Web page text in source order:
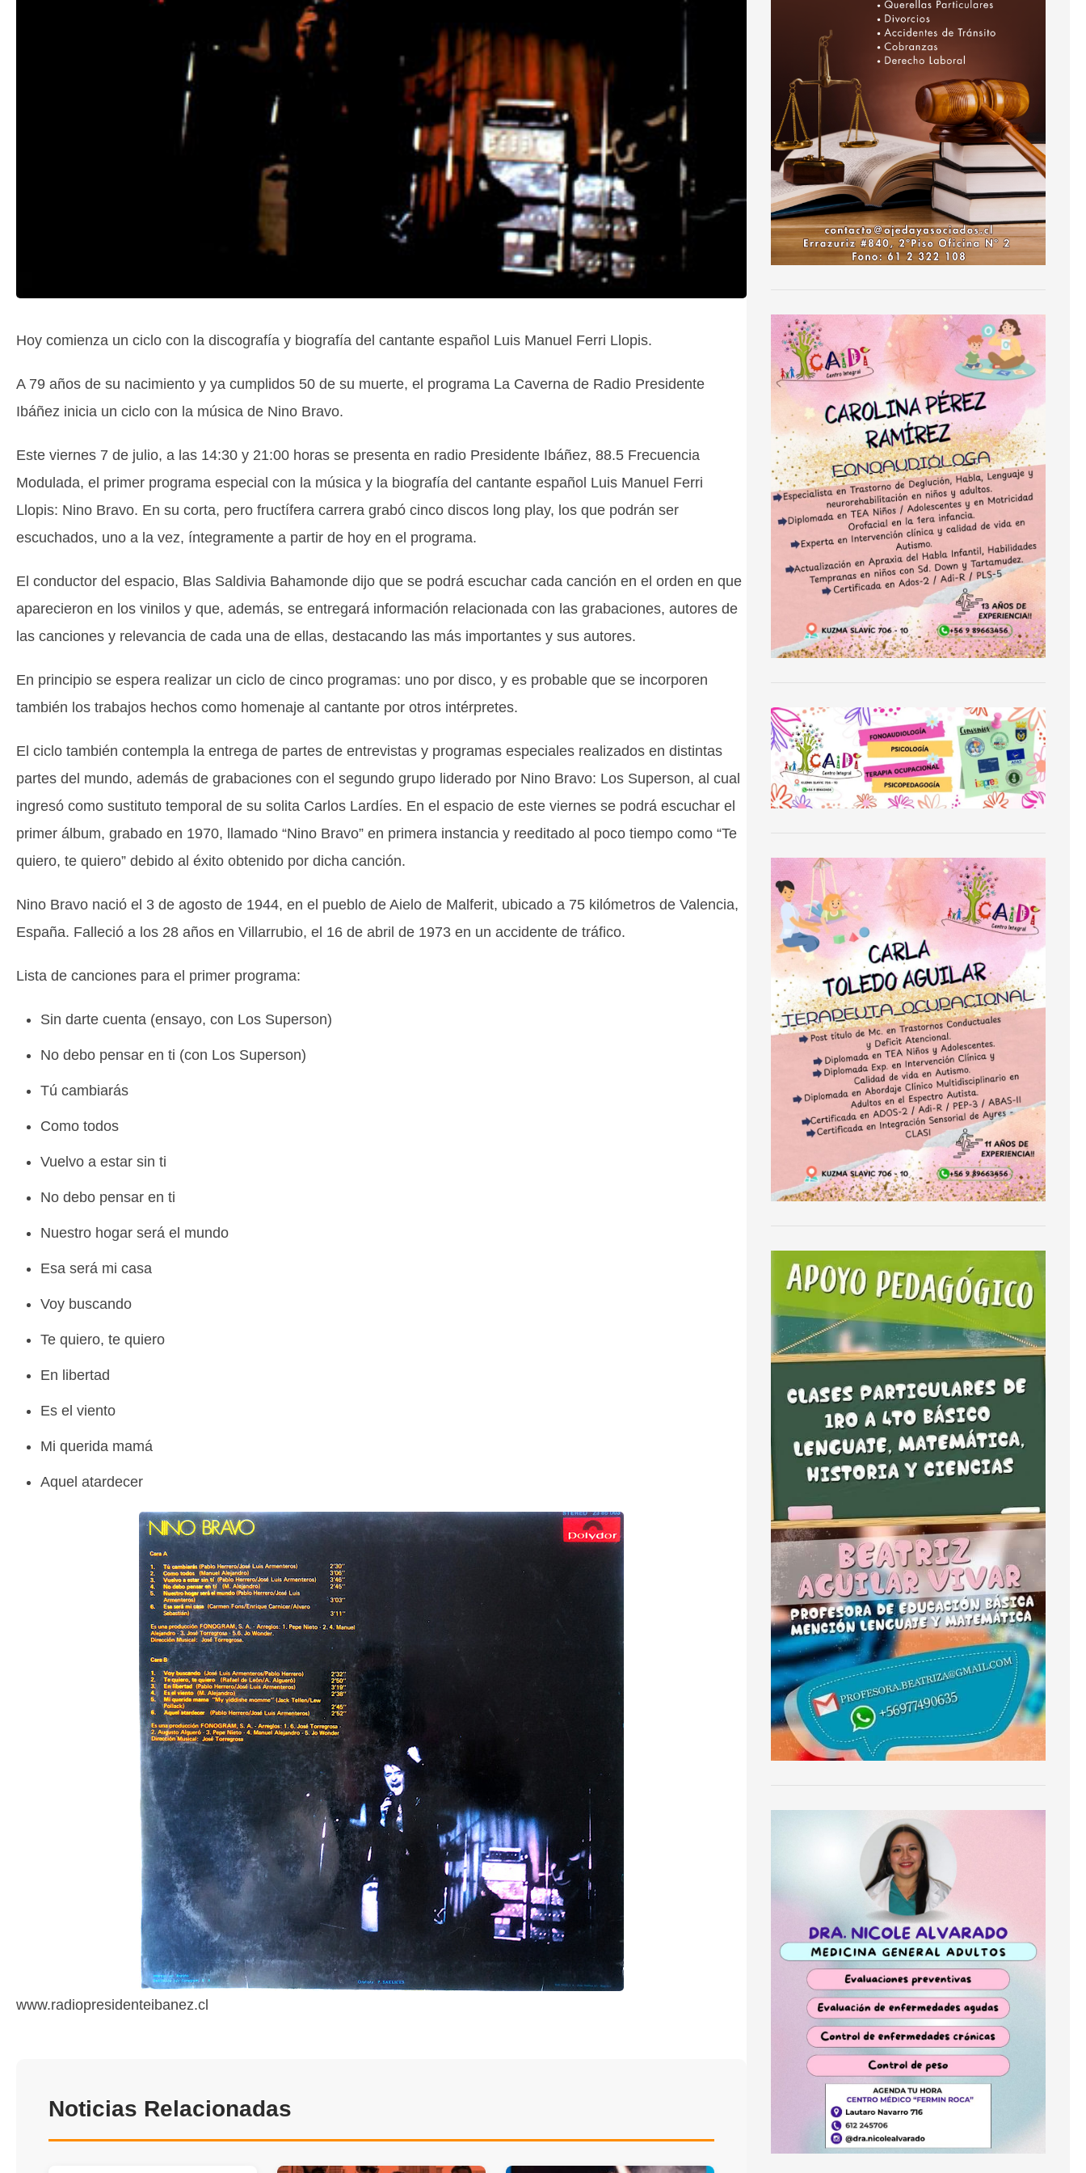
Hoy comienza un ciclo con la discografía y biografía del cantante español Luis Manuel Ferri Llopis.
A 79 años de su nacimiento y ya cumplidos 50 de su muerte, el programa La Caverna de Radio Presidente
Ibáñez inicia un ciclo con la música de Nino Bravo.
Este viernes 7 de julio, a las 14:30 y 21:00 horas se presenta en radio Presidente Ibáñez, 88.5 Frecuencia
Modulada, el primer programa especial con la música y la biografía del cantante español Luis Manuel Ferri
Llopis: Nino Bravo. En su corta, pero fructífera carrera grabó cinco discos long play, los que podrán ser
escuchados, uno a la vez, íntegramente a partir de hoy en el programa.
El conductor del espacio, Blas Saldivia Bahamonde dijo que se podrá escuchar cada canción en el orden en que
aparecieron en los vinilos y que, además, se entregará información relacionada con las grabaciones, autores de
las canciones y relevancia de cada una de ellas, destacando las más importantes y sus autores.
En principio se espera realizar un ciclo de cinco programas: uno por disco, y es probable que se incorporen
también los trabajos hechos como homenaje al cantante por otros intérpretes.
El ciclo también contempla la entrega de partes de entrevistas y programas especiales realizados en distintas
partes del mundo, además de grabaciones con el segundo grupo liderado por Nino Bravo: Los Superson, al cual
ingresó como sustituto temporal de su solita Carlos Lardíes. En el espacio de este viernes se podrá escuchar el
primer álbum, grabado en 1970, llamado “Nino Bravo” en primera instancia y reeditado al poco tiempo como “Te
quiero, te quiero” debido al éxito obtenido por dicha canción.
Nino Bravo nació el 3 de agosto de 1944, en el pueblo de Aielo de Malferit, ubicado a 75 kilómetros de Valencia,
España. Falleció a los 28 años en Villarrubio, el 16 de abril de 1973 en un accidente de tráfico.
Lista de canciones para el primer programa:
Sin darte cuenta (ensayo, con Los Superson)
No debo pensar en ti (con Los Superson)
Tú cambiarás
Como todos
Vuelvo a estar sin ti
No debo pensar en ti
Nuestro hogar será el mundo
Esa será mi casa
Voy buscando
Te quiero, te quiero
En libertad
Es el viento
Mi querida mamá
Aquel atardecer
www.radiopresidenteibanez.cl
Noticias Relacionadas